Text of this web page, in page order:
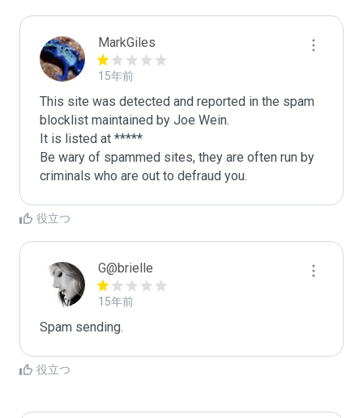
MarkGiles
15年前
This site was detected and reported in the spam
blocklist maintained by Joe Wein.
It is listed at *****
Be wary of spammed sites, they are often run by
criminals who are out to defraud you.
役立つ
G@brielle
15年前
Spam sending.
役立つ